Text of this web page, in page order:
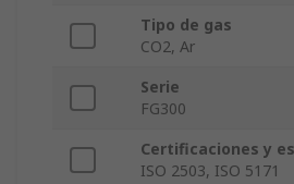
Tipo de gas
CO2, Ar
Serie
FG300
Certificaciones y
ISO 2503, ISO 5171